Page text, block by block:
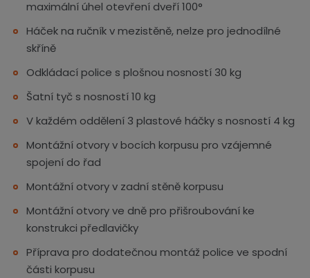
maximální úhel otevření dveří 100°
Háček na ručník v mezistěně, nelze pro jednodílné
skříně
Odkládací police s plošnou nosností 30 kg
Šatní tyč s nosností 10 kg
V každém oddělení 3 plastové háčky s nosností 4 kg
Montážní otvory v bocích korpusu pro vzájemné
spojení do řad
Montážní otvory v zadní stěně korpusu
Montážní otvory ve dně pro přišroubování ke
konstrukci předlavičky
Příprava pro dodatečnou montáž police ve spodní
části korpusu